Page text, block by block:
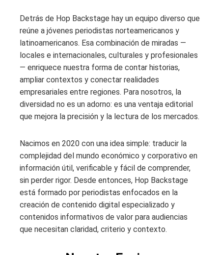
Detrás de Hop Backstage hay un equipo diverso que
reúne a jóvenes periodistas norteamericanos y
latinoamericanos. Esa combinación de miradas —
locales e internacionales, culturales y profesionales
— enriquece nuestra forma de contar historias,
ampliar contextos y conectar realidades
empresariales entre regiones. Para nosotros, la
diversidad no es un adorno: es una ventaja editorial
que mejora la precisión y la lectura de los mercados.
Nacimos en 2020 con una idea simple: traducir la
complejidad del mundo económico y corporativo en
información útil, verificable y fácil de comprender,
sin perder rigor. Desde entonces, Hop Backstage
está formado por periodistas enfocados en la
creación de contenido digital especializado y
contenidos informativos de valor para audiencias
que necesitan claridad, criterio y contexto.